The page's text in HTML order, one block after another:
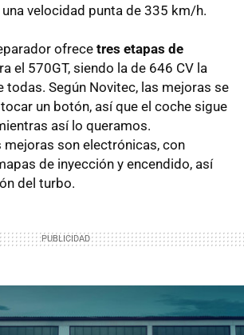
una velocidad punta de 335 km/h.
ofrece tres etapas de
el 570GT, siendo la de 646 CV la
todas. Según Novitec, las mejoras se
un botón, así que el coche sigue
así lo queramos.
mejoras son electrónicas, con
de inyección y encendido, así
del turbo.